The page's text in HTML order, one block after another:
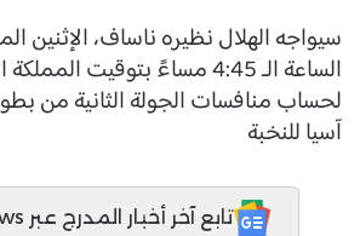
سيواجه الهلال نظيره ناساف، الإثنين
الساعة الـ 4:45 مساءً بتوقيت
لحساب منافسات الجولة الثانية من
آسيا للنخبة
تابع آخر أخبار المدرج عبر Google News